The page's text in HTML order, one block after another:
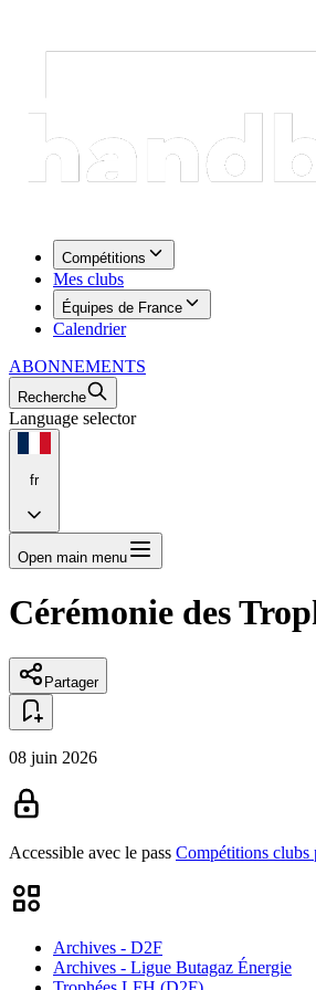
Compétitions
Mes clubs
Équipes de France
Calendrier
ABONNEMENTS
Recherche
Language selector
fr
Open main menu
Cérémonie des
Partager
08 juin 2026
Accessible avec le pass Compétitions clubs
Archives - D2F
Archives - Ligue Butagaz Énergie